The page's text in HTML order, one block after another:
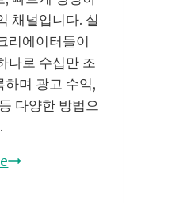
채널입니다. 실
리에이터들이
나로 수십만 조
하며 광고 수익,
다양한 방법으
유